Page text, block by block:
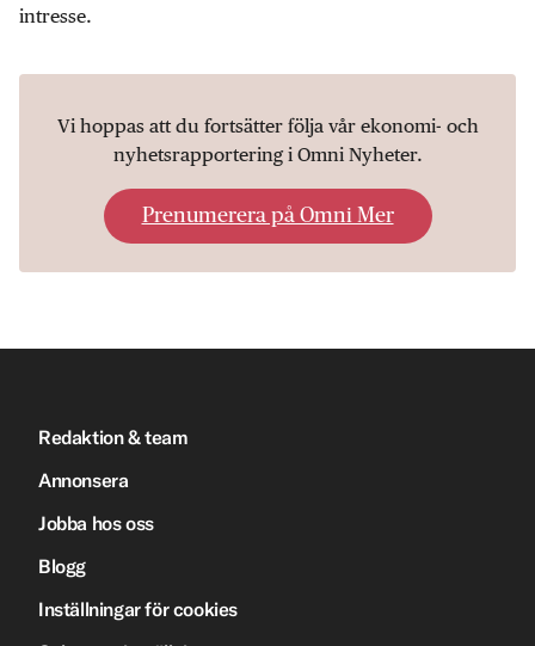
intresse.
Vi hoppas att du fortsätter följa vår ekonomi- och
nyhetsrapportering i Omni Nyheter.
Prenumerera på Omni Mer
Redaktion & team
Annonsera
Jobba hos oss
Blogg
Inställningar för cookies